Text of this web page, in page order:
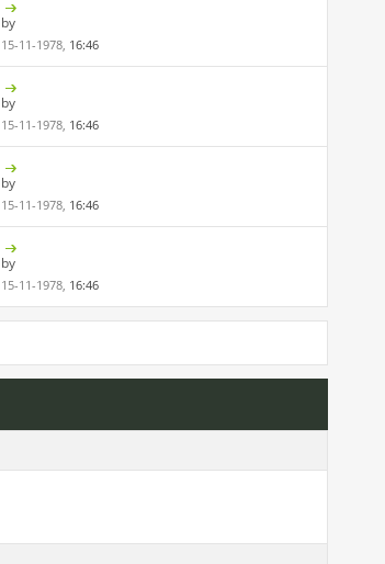
by
15-11-1978, 16:46
by
15-11-1978, 16:46
by
15-11-1978, 16:46
by
15-11-1978, 16:46